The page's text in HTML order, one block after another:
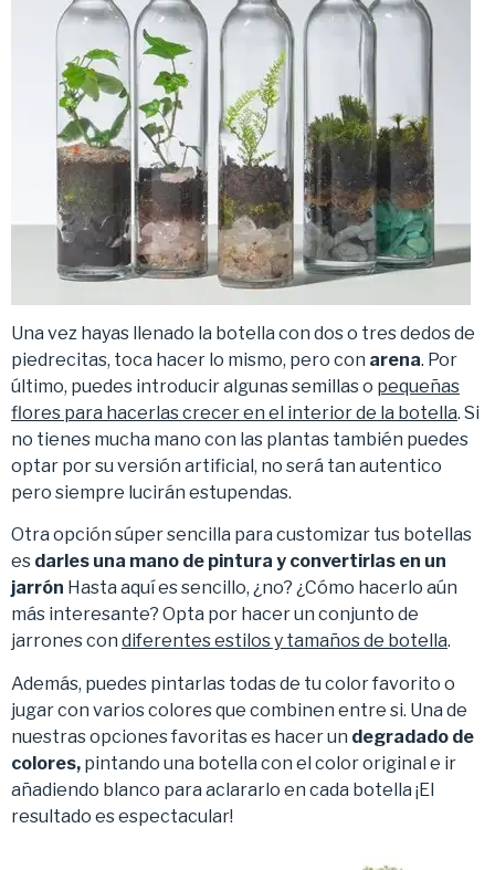
Una vez hayas llenado la botella con dos o tres dedos de
piedrecitas, toca hacer lo mismo, pero con arena. Por
último, puedes introducir algunas semillas o pequeñas
flores para hacerlas crecer en el interior de la botella. Si
no tienes mucha mano con las plantas también puedes
optar por su versión artificial, no será tan autentico
pero siempre lucirán estupendas.
Otra opción súper sencilla para customizar tus botellas
es darles una mano de pintura y convertirlas en un
jarrón Hasta aquí es sencillo, ¿no? ¿Cómo hacerlo aún
más interesante? Opta por hacer un conjunto de
jarrones con diferentes estilos y tamaños de botella.
Además, puedes pintarlas todas de tu color favorito o
jugar con varios colores que combinen entre si. Una de
nuestras opciones favoritas es hacer un degradado de
colores, pintando una botella con el color original e ir
añadiendo blanco para aclararlo en cada botella ¡El
resultado es espectacular!